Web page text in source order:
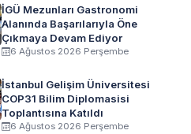
İGÜ Mezunları Gastronomi
Alanında Başarılarıyla Öne
Çıkmaya Devam Ediyor
6 Ağustos 2026 Perşembe
İstanbul Gelişim Üniversitesi
COP31 Bilim Diplomasisi
Toplantısına Katıldı
6 Ağustos 2026 Perşembe